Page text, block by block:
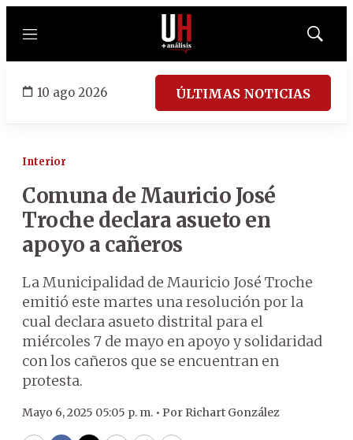
Menú
Mostrar
10 ago 2026 ÚLTIMAS NOTICIAS
Interior
Comuna de Mauricio José
Troche declara asueto en
apoyo a cañeros
La Municipalidad de Mauricio José Troche
emitió este martes una resolución por la
cual declara asueto distrital para el
miércoles 7 de mayo en apoyo y solidaridad
con los cañeros que se encuentran en
protesta.
Mayo 6, 2025 05:05 p. m. • Por Richart González